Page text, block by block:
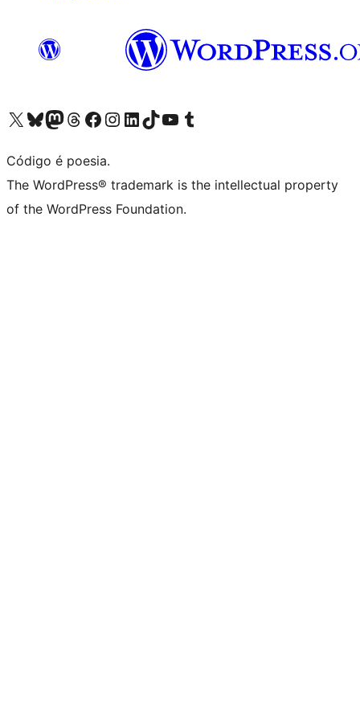
Visite a nossa conta X (antigo Twitter)
Visit our Bluesky account
Visit our Mastodon account
Visit our Threads account
Visite a nossa página do Facebook
Visite a nossa conta no Instagram
Visite a nossa conta no LinkedIn
Visit our TikTok account
Visit our YouTube channel
Visit our Tumblr account
Código é poesia.
The WordPress® trademark is the intellectual property
of the WordPress Foundation.